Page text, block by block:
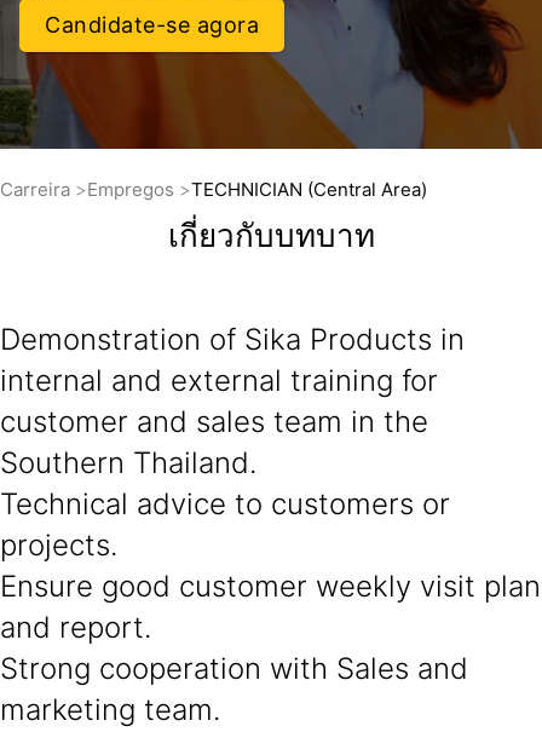
Candidate-se agora
Carreira Empregos TECHNICIAN (Central Area)
เกี่ยวกับบทบาท
Demonstration of Sika Products in
internal and external training for
customer and sales team in the
Southern Thailand.
Technical advice to customers or
projects.
Ensure good customer weekly visit plan
and report.
Strong cooperation with Sales and
marketing team.